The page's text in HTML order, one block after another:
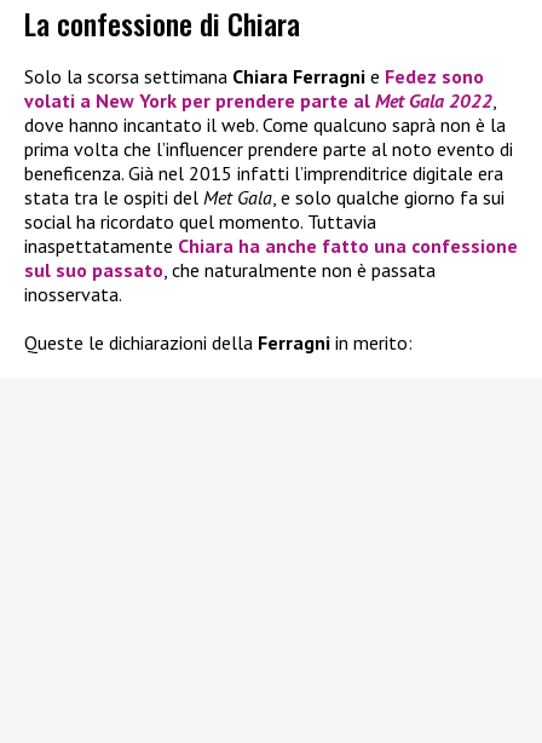
La confessione di Chiara
Solo la scorsa settimana Chiara Ferragni e Fedez sono
volati a New York per prendere parte al Met Gala 2022,
dove hanno incantato il web. Come qualcuno saprà non è la
prima volta che l’influencer prendere parte al noto evento di
beneficenza. Già nel 2015 infatti l’imprenditrice digitale era
stata tra le ospiti del Met Gala, e solo qualche giorno fa sui
social ha ricordato quel momento. Tuttavia
inaspettatamente Chiara ha anche fatto una confessione
sul suo passato, che naturalmente non è passata
inosservata.
Queste le dichiarazioni della Ferragni in merito: